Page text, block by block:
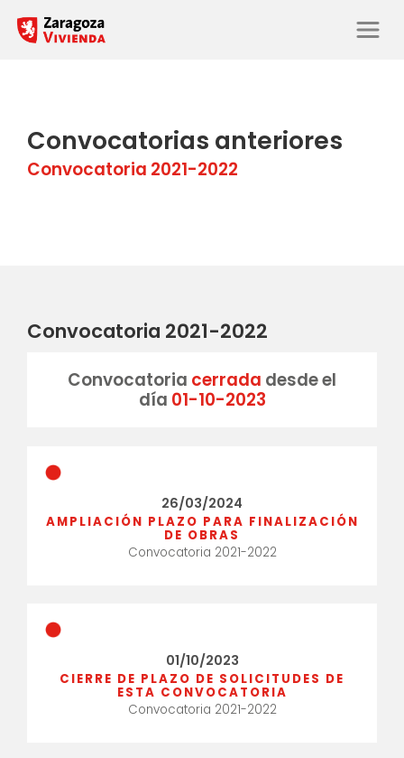
Convocatorias anteriores
Convocatoria 2021-2022
Convocatoria 2021-2022
Convocatoria cerrada desde el
día 01-10-2023
26/03/2024
AMPLIACIÓN PLAZO PARA FINALIZACIÓN
DE OBRAS
Convocatoria 2021-2022
01/10/2023
CIERRE DE PLAZO DE SOLICITUDES DE
ESTA CONVOCATORIA
Convocatoria 2021-2022